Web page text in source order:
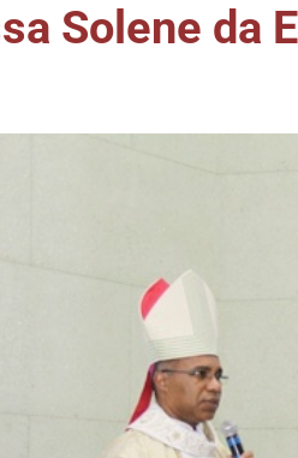
Solene da